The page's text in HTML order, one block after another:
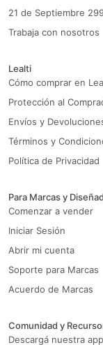
21 de Septiembre
Trabaja con nosotros
Lealti
Cómo comprar en
Protección al
Envíos y
Términos y
Política de Privacidad
Para Marcas y
Comenzar a vender
Iniciar Sesión
Abrir mi cuenta
Soporte para Marcas
Acuerdo de Marcas
Comunidad y
Descargá nuestra app